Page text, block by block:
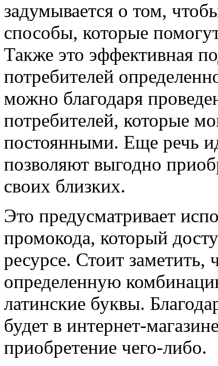
задумывается о том,
способы, которые
Также это эффективная
потребителей
можно благодаря
потребителей, которые
постоянными. Еще речь
позволяют выгодно
своих близких.
Это предусматривает
промокода, который
ресурсе. Стоит
определенную
латинские буквы.
будет в интернет-
приобретение чего-либо.